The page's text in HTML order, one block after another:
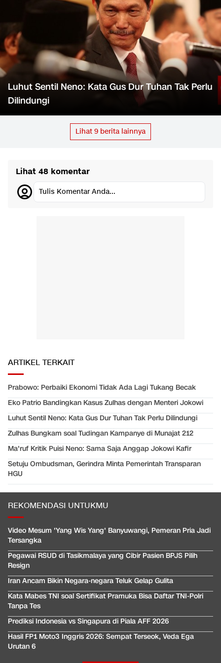
Luhut Sentil Neno: Kata Gus Dur Tuhan Tak Perlu
Dilindungi
Lihat 9 berita lainnya
Lihat 48 komentar
Tulis Komentar Anda...
ARTIKEL TERKAIT
Prabowo: Perbaiki Ekonomi Tidak Ada Lagi Tukang Becak
Eko Patrio Bandingkan Kasus Zulhas dengan Menteri Jokowi
Luhut Sentil Neno: Kata Gus Dur Tuhan Tak Perlu Dilindungi
Zulhas Bungkam soal Tudingan Kampanye di Munajat 212
Ma'ruf Kritik Puisi Neno: Sama Saja Anggap Jokowi Kafir
Setuju Ombudsman, Gerindra Minta Pemerintah Transparan
HGU
REKOMENDASI UNTUKMU
Video Mesum 'Yang Wis Yang' Banyuwangi, Pemeran Pria Jadi
Tersangka
Pegawai RSUD di Tasikmalaya yang Cibir Pasien BPJS Pilih
Resign
Iran Ancam Bikin Negara-negara Teluk Gelap Gulita
Kata Mabes TNI soal Sertifikat Pramuka Bisa Daftar TNI-Polri
Tanpa Tes
Prediksi Indonesia vs Singapura di Piala AFF 2026
Hasil FP1 Moto3 Inggris 2026: Sempat Terseok, Veda Ega
Urutan 6